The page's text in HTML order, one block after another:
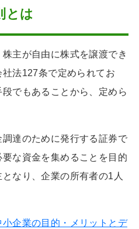
とは
主が自由に株式を譲渡でき
法127条で定められてお
でもあることから、定めら
達のために発行する証券で
な資金を集めることを目的
なり、企業の所有者の1人
企業の目的・メリットとデ